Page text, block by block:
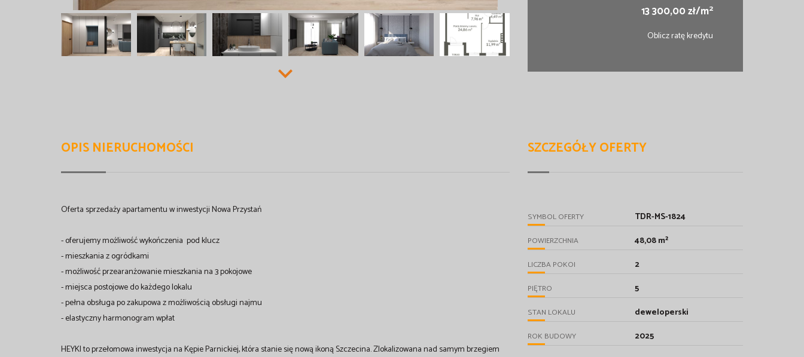
13 300,00 zł/m2
Oblicz ratę kredytu
OPIS NIERUCHOMOŚCI
Oferta sprzedaży apartamentu w inwestycji Nowa Przystań
- oferujemy możliwość wykończenia pod klucz
- mieszkania z ogródkami
- możliwość przearanżowanie mieszkania na 3 pokojowe
- miejsca postojowe do każdego lokalu
- pełna obsługa po zakupowa z możliwością obsługi najmu
- elastyczny harmonogram wpłat
HEYKI to przełomowa inwestycja na Kępie Parnickiej, która stanie się nową ikoną Szczecina. Zlokalizowana nad samym brzegiem
SZCZEGÓŁY OFERTY
SYMBOL OFERTY TDR-MS-1824
POWIERZCHNIA 48,08 m²
LICZBA POKOI 2
PIĘTRO 5
STAN LOKALU deweloperski
ROK BUDOWY 2025